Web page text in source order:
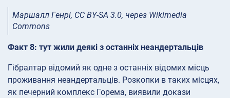
Маршалл Генрі, CC BY-SA 3.0, через Wikimedia
Commons
Факт 8: тут жили деякі з останніх неандертальців
Гібралтар відомий як одне з останніх відомих місць
проживання неандертальців. Розкопки в таких місцях,
як печерний комплекс Горема, виявили докази